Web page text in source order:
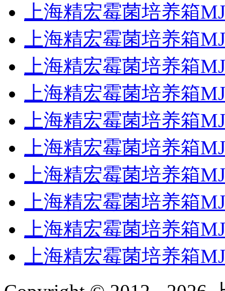
上海精宏霉菌培养箱
上海精宏霉菌培养箱
上海精宏霉菌培养箱
上海精宏霉菌培养箱
上海精宏霉菌培养箱
上海精宏霉菌培养箱
上海精宏霉菌培养箱
上海精宏霉菌培养箱
上海精宏霉菌培养箱
上海精宏霉菌培养箱